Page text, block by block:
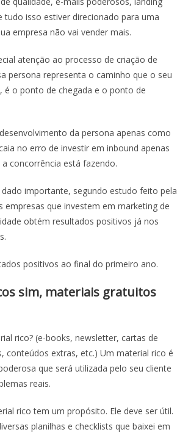
tudo isso estiver direcionado para uma
empresa não vai vender mais.
atenção ao processo de criação de
persona representa o caminho que o seu
é o ponto de chegada e o ponto de
da persona apenas como
no erro de investir em inbound apenas
concorrência está fazendo.
dado importante, segundo estudo feito pela
empresas que investem em marketing de
obtém resultados positivos já nos
positivos ao final do primeiro ano.
sim, materiais gratuitos
rico? (e-books, newsletter, cartas de
conteúdos extras, etc.) Um material rico é
que será utilizada pelo seu cliente
reais.
rico tem um propósito. Ele deve ser útil.
planilhas e checklists que baixei em